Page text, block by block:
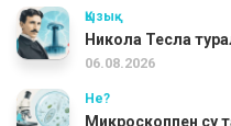
Қызық
Никола Тесла
06.08.2026
Не?
Микроскоппен су